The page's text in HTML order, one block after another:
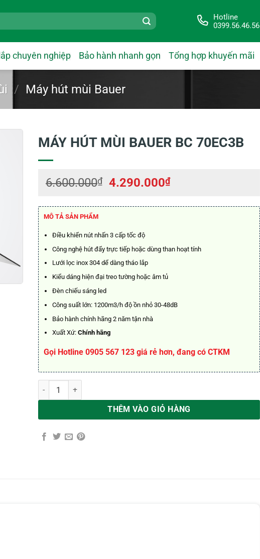
Hotline
0399.56.46.56
chuyên nghiệp Bảo hành nhanh gọn Tổng hợp khuyến mãi
/ Máy hút mùi Bauer
MÁY HÚT MÙI BAUER BC 70EC3B
6.600.000₫
Giá
là:
4.290.000₫Giá
tại
MÔ TẢ SẢN PHẨM
Điều khiển nút nhấn 3 cấp tốc độ
Công nghệ hút đẩy trực tiếp hoặc dùng than hoạt tính
Lưới lọc inox 304 dể dàng tháo lắp
Kiểu dáng hiện đại treo tường hoặc âm tủ
Đèn chiếu sáng led
Công suất lớn: 1200m3/h độ ồn nhỏ 30-48dB
Bảo hành chính hãng 2 năm tận nhà
Xuất Xứ: Chính hãng
Gọi Hotline 0905 567 123 giá rẻ hơn, đang có CTKM
MÁY HÚT MÙI BAUER BC 70EC3B số lượng
THÊM VÀO GIỎ HÀNG